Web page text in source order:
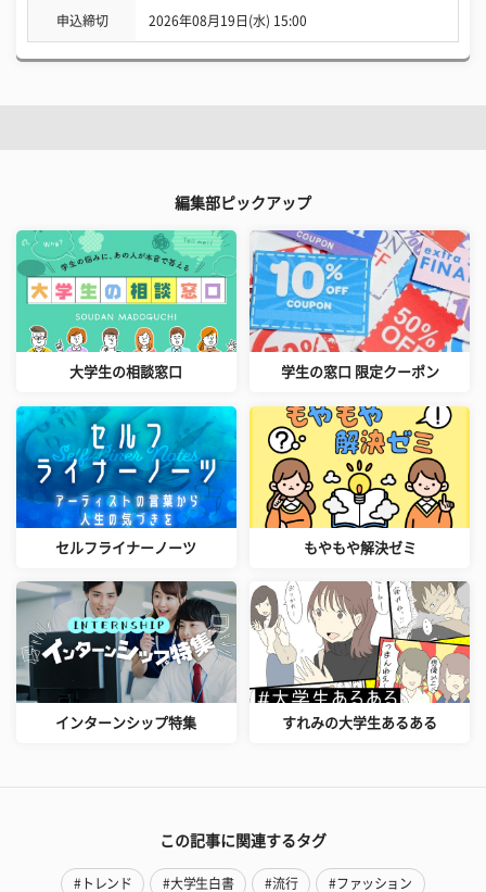
申込締切 2026年08月19日(水) 15:00
編集部ピックアップ
大学生の相談窓口 学生の窓口 限定クーポン
セルフライナーノーツ もやもや解決ゼミ
インターンシップ特集 すれみの大学生あるある
この記事に関連するタグ
#トレンド #大学生白書 #流行 #ファッション